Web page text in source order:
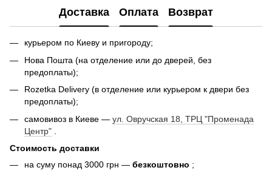
Доставка Оплата Возврат
курьером по Киеву и пригороду;
Нова Пошта (на отделение или до дверей, без
предоплаты);
Rozetka Delivery (в отделение или курьером к двери без
предоплаты);
самовивоз в Киеве — ул. Овручская 18, ТРЦ "Променада
Центр"
Стоимость доставки
на суму понад 3000 грн — безкоштовно ;